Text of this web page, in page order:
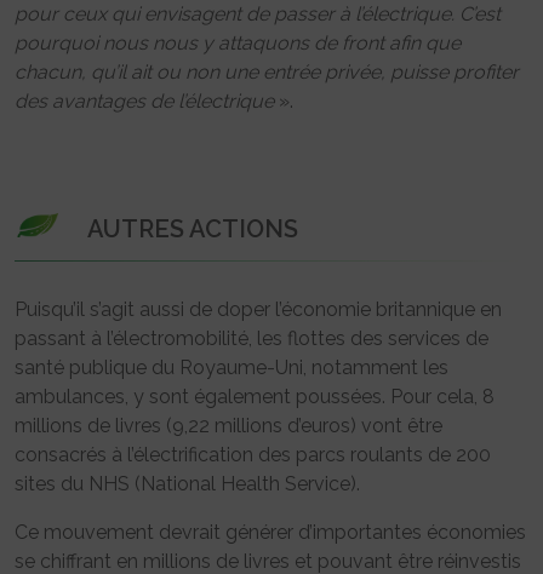
pour ceux qui envisagent de passer à l’électrique. C’est
pourquoi nous nous y attaquons de front afin que
chacun, qu’il ait ou non une entrée privée, puisse profiter
des avantages de l’électrique».
AUTRES ACTIONS
Puisqu’il s’agit aussi de doper l’économie britannique en
passant à l’électromobilité, les flottes des services de
santé publique du Royaume-Uni, notamment les
ambulances, y sont également poussées. Pour cela, 8
millions de livres (9,22 millions d’euros) vont être
consacrés à l’électrification des parcs roulants de 200
sites du NHS (National Health Service).
Ce mouvement devrait générer d’importantes économies
se chiffrant en millions de livres et pouvant être réinvestis